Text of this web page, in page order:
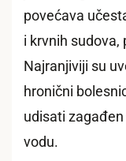
povećava
i krvnih sudova,
Najranjiviji su
hronični
udisati
vodu.